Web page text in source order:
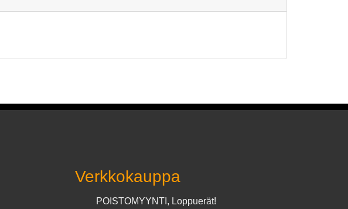
Verkkokauppa
POISTOMYYNTI, Loppuerät!